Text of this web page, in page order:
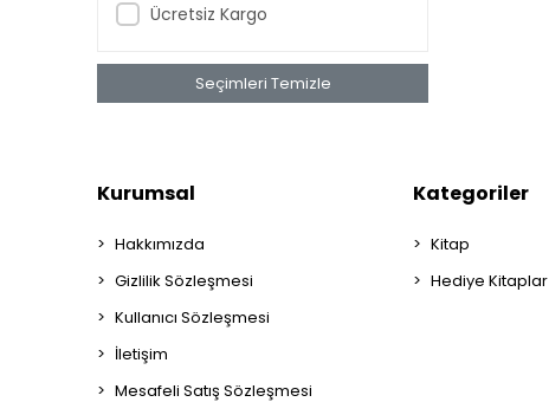
Ücretsiz Kargo
Seçimleri Temizle
Kurumsal
Hakkımızda
Gizlilik Sözleşmesi
Kullanıcı Sözleşmesi
İletişim
Mesafeli Satış Sözleşmesi
Kategoriler
Kitap
Hediye Kitaplar